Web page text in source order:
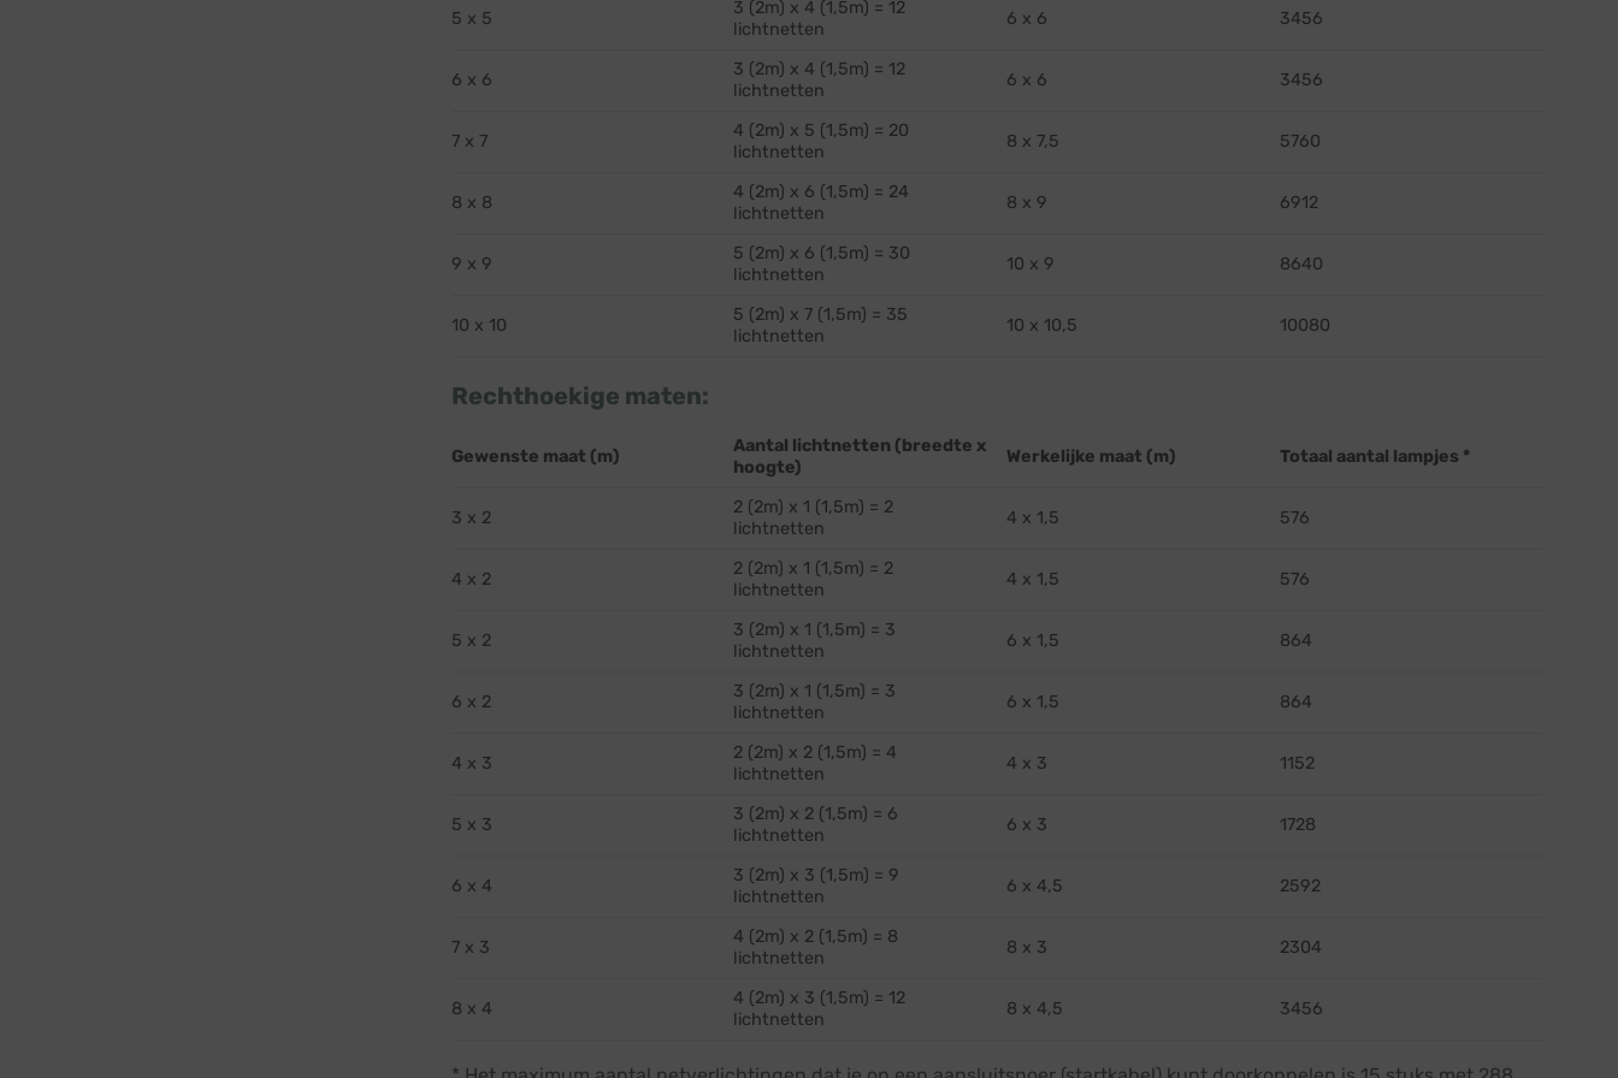
5 x 5
3 (2m) x 4 (1,5m) = 12
lichtnetten
6 x 6 3456
6 x 6
3 (2m) x 4 (1,5m) = 12
lichtnetten
6 x 6 3456
7 x 7
4 (2m) x 5 (1,5m) = 20
lichtnetten
8 x 7,5 5760
8 x 8
4 (2m) x 6 (1,5m) = 24
lichtnetten
8 x 9 6912
9 x 9
5 (2m) x 6 (1,5m) = 30
lichtnetten
10 x 9 8640
10 x 10
5 (2m) x 7 (1,5m) = 35
lichtnetten
10 x 10,5 10080
Rechthoekige maten:
Gewenste maat (m)
Aantal lichtnetten (breedte x
hoogte)
Werkelijke maat (m) Totaal aantal lampjes *
3 x 2
2 (2m) x 1 (1,5m) = 2
lichtnetten
4 x 1,5 576
4 x 2
2 (2m) x 1 (1,5m) = 2
lichtnetten
4 x 1,5 576
5 x 2
3 (2m) x 1 (1,5m) = 3
lichtnetten
6 x 1,5 864
6 x 2
3 (2m) x 1 (1,5m) = 3
lichtnetten
6 x 1,5 864
4 x 3
2 (2m) x 2 (1,5m) = 4
lichtnetten
4 x 3 1152
5 x 3
3 (2m) x 2 (1,5m) = 6
lichtnetten
6 x 3 1728
6 x 4
3 (2m) x 3 (1,5m) = 9
lichtnetten
6 x 4,5 2592
7 x 3
4 (2m) x 2 (1,5m) = 8
lichtnetten
8 x 3 2304
8 x 4
4 (2m) x 3 (1,5m) = 12
lichtnetten
8 x 4,5 3456